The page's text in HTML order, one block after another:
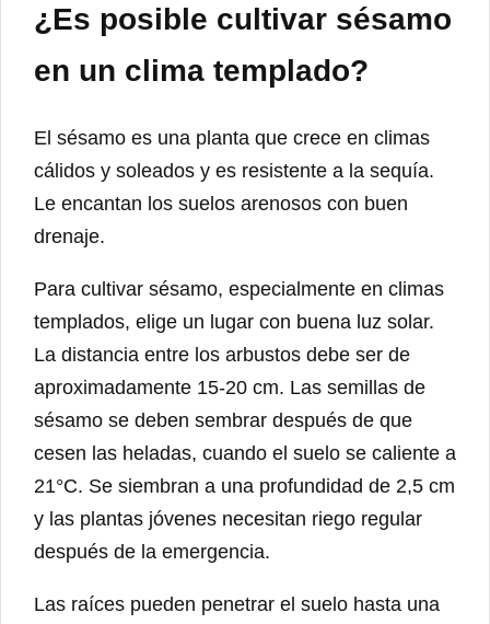
¿Es posible cultivar sésamo
en un clima templado?
El sésamo es una planta que crece en climas
cálidos y soleados y es resistente a la sequía.
Le encantan los suelos arenosos con buen
drenaje.
Para cultivar sésamo, especialmente en climas
templados, elige un lugar con buena luz solar.
La distancia entre los arbustos debe ser de
aproximadamente 15-20 cm. Las semillas de
sésamo se deben sembrar después de que
cesen las heladas, cuando el suelo se caliente a
21°C. Se siembran a una profundidad de 2,5 cm
y las plantas jóvenes necesitan riego regular
después de la emergencia.
Las raíces pueden penetrar el suelo hasta una